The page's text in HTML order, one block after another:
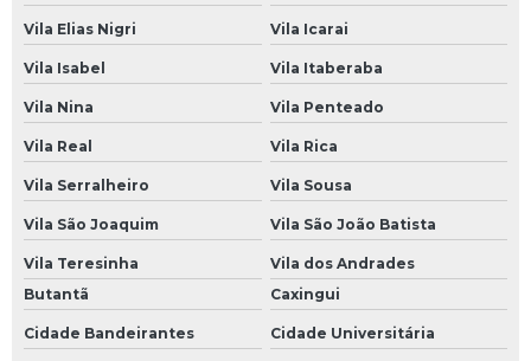
Empresa de Bateria Moura para Caminhão
Empresa de Bateria para Caminhão
Empresa de Bateria para Caminhão 150 Amperes
Loja de Bateria 150 Amperes para Caminhão
Loja de Bateria Caminhão
Loja de Bateria de 150 Amperes para Caminhão
Loja de Bateria de Caminhão 150 Amperes
Loja de Bateria de Caminhão 180 Amperes
Loja de Bateria de Caminhão Moura
Vila Elias Nigri Vila Icarai
Vila Isabel Vila Itaberaba
Vila Nina Vila Penteado
Vila Real Vila Rica
Vila Serralheiro Vila Sousa
Vila São Joaquim Vila São João Batista
Vila Teresinha
Vila dos Andrades
Butantã
Caxingui
Cidade Bandeirantes Cidade Universitária